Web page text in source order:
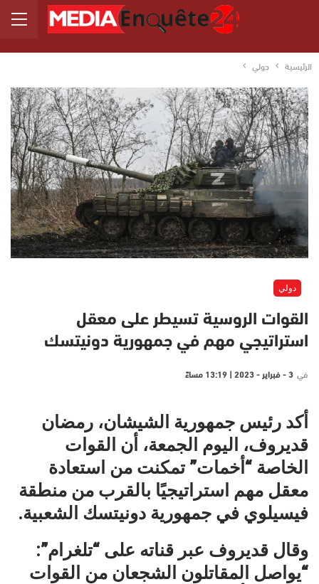
الرئيسية دولي
دولي
القوات الروسية تسيطر على معقل
استراتيجي مهم في جمهورية دونيتسك
في 3 - فبراير - 2023 | 13:19 مساءً
أكد رئيس جمهورية الشيشان، رمضان
قديروف، اليوم الجمعة، أن القوات
الخاصة “أخمات” تمكنت من استعادة
معقل مهم استراتيجيًا بالقرب من منطقة
فيسيلوي في جمهورية دونيتسك الشعبية.
وقال قديروف عبر قناته على “تلغرام”:
“يواصل المقاتلون الشجعان من القوات